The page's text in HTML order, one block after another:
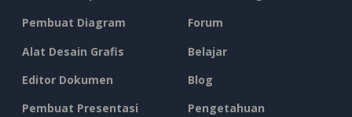
Pembuat Diagram
Alat Desain Grafis
Editor Dokumen
Pembuat Presentasi
Forum
Belajar
Blog
Pengetahuan